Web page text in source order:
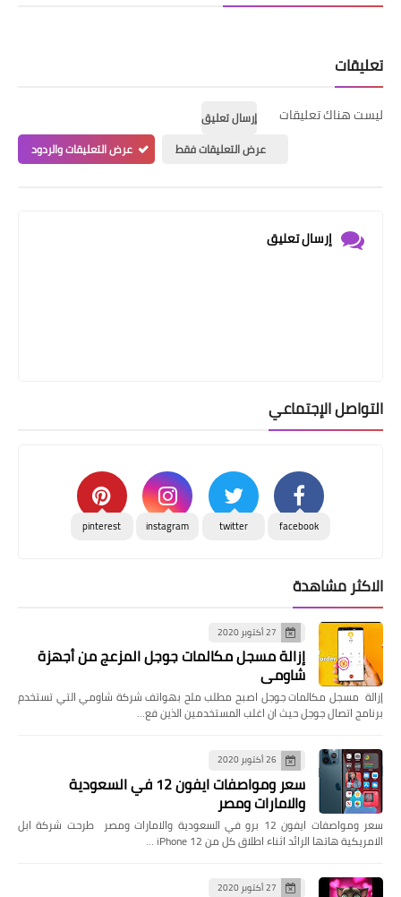
تعليقات
ليست هناك تعليقات
إرسال تعليق
عرض التعليقات فقط
عرض التعليقات والردود
إرسال تعليق
التواصل الإجتماعي
facebook
twitter
instagram
pinterest
الاكثر مشاهدة
27 أكتوبر 2020
إزالة مسجل مكالمات جوجل المزعج من أجهزة
شاومي
إزالة مسجل مكالمات جوجل اصبح مطلب ملح بهواتف شركة شاومي التي تستخدم
برنامج اتصال جوجل حيث ان اغلب المستخدمين الذين فع…
26 أكتوبر 2020
سعر ومواصفات ايفون 12 في السعودية
والامارات ومصر
سعر ومواصفات ايفون 12 برو في السعودية والامارات ومصر طرحت شركة ابل
الامريكية هاتها الرائد اثناء اطلاق كل من iPhone 12 …
27 أكتوبر 2020